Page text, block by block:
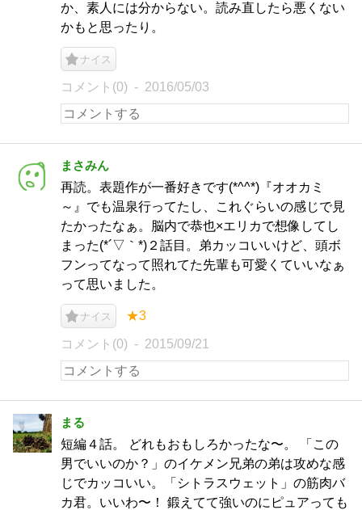
か、素人には分からない。読み直したら悪くない
かもと思ったり。
ナイス
コメント(0) 2016/05/03
まさみん
再読。表題作が一番好きです(*^^*)『オオカミ
～』でも温泉行ってたし、これぐらいの感じで見
たかったなぁ。脳内で恭也×エリカで想像してし
まった(*´▽｀*)２話目。弟カッコいいけど、頭ボ
フンってなって照れてた先輩も可愛くていいなぁ
って思いました。
ナイス ★3
コメント(0) 2015/09/21
まる
短編４話。 どれもおもしろかったな〜。 「この
男でいいのか？」のイケメン兄弟の弟は攻めな感
じでカッコいい。「シトラスウェット」の筋肉バ
カ君。いいわ〜！ 鍛えてて強いのにピュアっても